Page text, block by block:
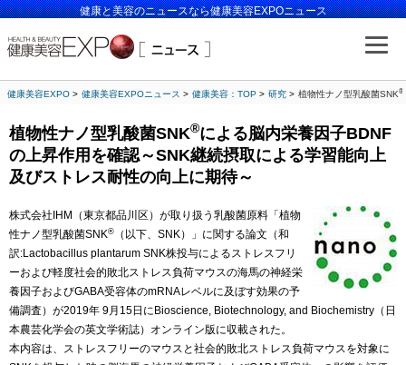
健康と美容のニュースなら健康美容EXPOニュース
健康美容EXPO 健康美容EXPOニュース 健康美容：TOP 研究 植物性ナノ型乳酸菌SNK®
植物性ナノ型乳酸菌SNK®による脳内栄養因子BDNF
の上昇作用を確認～SNK継続摂取による学習能向上
及びストレス耐性の向上に期待～
株式会社IHM（東京都品川区）が取り扱う乳酸菌原料「植物
性ナノ型乳酸菌SNK®
（以下、SNK）」に関する論文（和
訳:Lactobacillus plantarum SNK株投与によるストレスフリ
ーおよび軽度社会的敗北ストレス負荷マウスの海馬の神経栄
養因子およびGABA受容体のmRNAレベルに及ぼす効果の予
備調査）が2019年 9月15日にBioscience, Biotechnology, and Biochemistry（日
本農芸化学会の英文学術誌）オンライン版に収載された。
本内容は、ストレスフリーのマウスと社会的敗北ストレス負荷マウスを対象に